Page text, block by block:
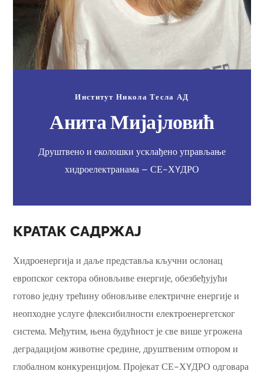
Институт Никола Тесла АД
Анита Мијајловић
Друштвено и еколошки усклађено управљање
хидроелектранама – СЕ-ХYДРО
КРАТАК САДРЖАЈ
Хидроенергија и даље представља кључни ослонац
европског сектора обновљиве енергије, обезбеђујући
готово једну трећину обновљиве електричне енергије и
неопходне услуге флексибилности електроенергетског
система. Међутим, њена будућност је све више угрожена
деградацијом животне средине, друштвеним отпором и
глобалном конкуренцијом. Пројекат СЕ-ХYДРО одговара